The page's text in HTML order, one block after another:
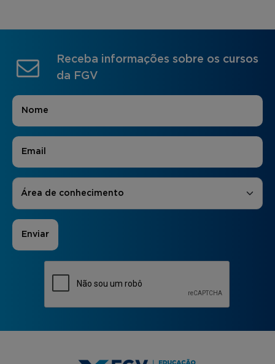
Receba informações sobre os cursos
da FGV
Nome
E-mail
Áreas de Interesse
Área de conhecimento